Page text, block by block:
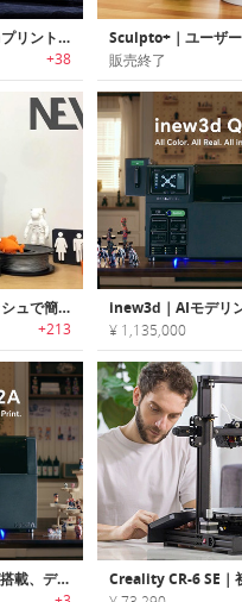
Phrozen｜大容量40cmプリントボリュームのLCD 3Dプリンター「フローゼン」
+38 販売終了
NEVA｜ボタンワンプッシュで簡単に操作可能な3Dプリンター「ネヴァ」
+213 ¥ 1,135,000
inew3d｜AIモデリング搭載、デスクトップで使えるフルカラー3Dプリンター